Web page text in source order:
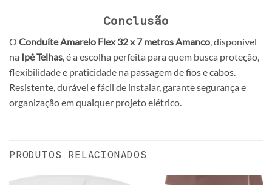
Conclusão
O Conduíte Amarelo Flex 32 x 7 metros Amanco , disponível
na Ipê Telhas , é a escolha perfeita para quem busca proteção,
flexibilidade e praticidade na passagem de fios e cabos.
Resistente, durável e fácil de instalar, garante segurança e
organização em qualquer projeto elétrico.
PRODUTOS RELACIONADOS